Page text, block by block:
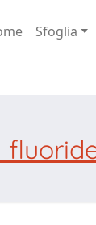
Sfoglia